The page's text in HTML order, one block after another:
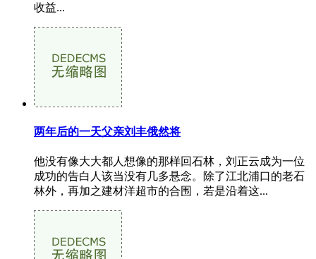
收益...
两年后的一天父亲刘丰俄然将
他没有像大大都人想像的那样回石林，刘正云成为一位
成功的告白人该当没有几多悬念。除了江北浦口的老石
林外，再加之建材洋超市的合围，若是沿着这...